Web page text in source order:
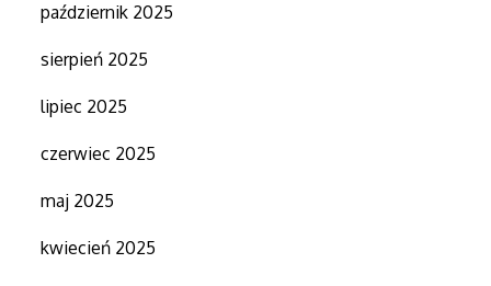
październik 2025
sierpień 2025
lipiec 2025
czerwiec 2025
maj 2025
kwiecień 2025